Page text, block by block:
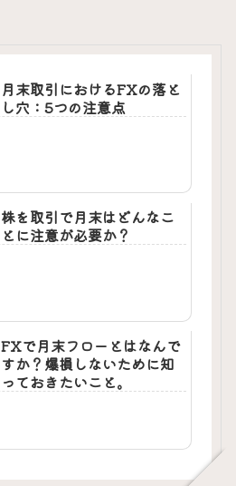
月末取引におけるFXの落と
し穴：5つの注意点
株を取引で月末はどんなこ
とに注意が必要か？
FXで月末フローとはなんで
すか？爆損しないために知
っておきたいこと。